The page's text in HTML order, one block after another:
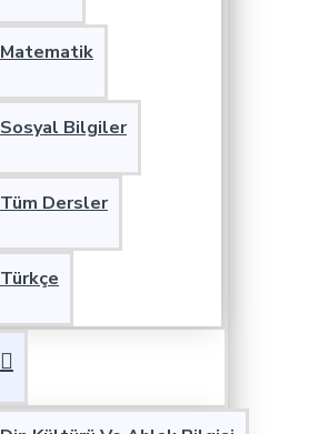
Matematik
Sosyal Bilgiler
Tüm Dersler
Türkçe